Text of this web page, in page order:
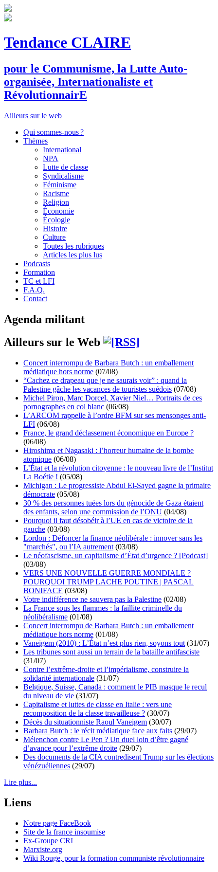
Tendance CLAIRE
pour le Communisme, la Lutte Auto-
organisée, Internationaliste et
RévolutionnairE
Ailleurs sur le web
Qui sommes-nous ?
Thèmes
International
NPA
Lutte de classe
Syndicalisme
Féminisme
Racisme
Religion
Économie
Écologie
Histoire
Culture
Toutes les rubriques
Articles les plus lus
Podcasts
Formation
TC et LFI
F.A.Q.
Contact
Agenda militant
Ailleurs sur le Web
Concert interrompu de Barbara Butch : un emballement
médiatique hors norme (07/08)
“Cachez ce drapeau que je ne saurais voir” : quand la
Palestine gâche les vacances de touristes suédois (07/08)
Michel Piron, Marc Dorcel, Xavier Niel… Portraits de ces
pornographes en col blanc (06/08)
L’ARCOM rappelle à l’ordre BFM sur ses mensonges anti-
LFI (06/08)
France, le grand déclassement économique en Europe ?
(06/08)
Hiroshima et Nagasaki : l’horreur humaine de la bombe
atomique (06/08)
L’État et la révolution citoyenne : le nouveau livre de l’Institut
La Boétie ! (05/08)
Michigan : Le progressiste Abdul El-Sayed gagne la primaire
démocrate (05/08)
30 % des personnes tuées lors du génocide de Gaza étaient
des enfants, selon une commission de l’ONU (04/08)
Pourquoi il faut désobéir à l’UE en cas de victoire de la
gauche (03/08)
Lordon : Défoncer la finance néolibérale : innover sans les
"marchés", ou l’IA autrement (03/08)
Le néofascisme, un capitalisme d’État d’urgence ? [Podcast]
(03/08)
VERS UNE NOUVELLE GUERRE MONDIALE ?
POURQUOI TRUMP LACHE POUTINE | PASCAL
BONIFACE (03/08)
Votre indifférence ne sauvera pas la Palestine (02/08)
La France sous les flammes : la faillite criminelle du
néolibéralisme (01/08)
Concert interrompu de Barbara Butch : un emballement
médiatique hors norme (01/08)
Vaneigem (2010) : L’État n’est plus rien, soyons tout (31/07)
Les tribunes sont aussi un terrain de la bataille antifasciste
(31/07)
Contre l’extrême-droite et l’impérialisme, construire la
solidarité internationale (31/07)
Belgique, Suisse, Canada : comment le PIB masque le recul
du niveau de vie (31/07)
Capitalisme et luttes de classe en Italie : vers une
recomposition de la classe travailleuse ? (30/07)
Décès du situationniste Raoul Vaneigem (30/07)
Barbara Butch : le récit médiatique face aux faits (29/07)
Mélenchon contre Le Pen ? Un duel loin d’être gagné
d’avance pour l’extrême droite (29/07)
Des documents de la CIA contredisent Trump sur les élections
vénézuéliennes (29/07)
Lire plus...
Liens
Notre page FaceBook
Site de la france insoumise
Ex-Groupe CRI
Marxiste.org
Wiki Rouge, pour la formation communiste révolutionnaire